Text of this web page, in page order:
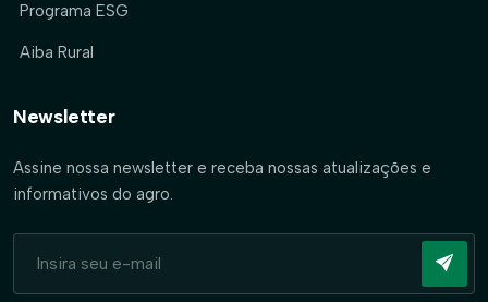
Programa ESG
Aiba Rural
Newsletter
Assine nossa newsletter e receba nossas atualizações e
informativos do agro.